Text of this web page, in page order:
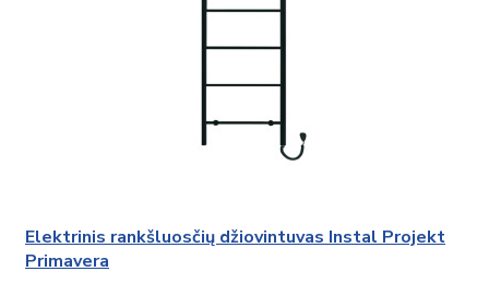
Elektrinis rankšluosčių džiovintuvas Instal Projekt
Primavera